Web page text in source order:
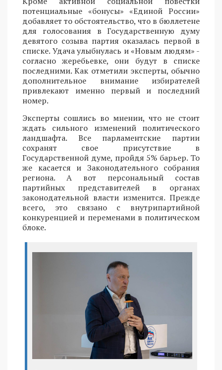
потенциальные «бонусы» «Единой России»
добавляет то обстоятельство, что в бюллетене
для голосования в Государственную думу
девятого созыва партия оказалась первой в
списке. Удача улыбнулась и «Новым людям» -
согласно жеребьевке, они будут в списке
последними. Как отметили эксперты, обычно
дополнительное внимание избирателей
привлекают именно первый и последний
номер.
Эксперты сошлись во мнении, что не стоит
ждать сильного изменений политического
ландшафта. Все парламентские партии
сохранят свое присутствие в
Государственной думе, пройдя 5% барьер. То
же касается и Законодательного собрания
региона. А вот персональный состав
партийных представителей в органах
законодательной власти изменится. Прежде
всего, это связано с внутрипартийной
конкуренцией и переменами в политическом
блоке.